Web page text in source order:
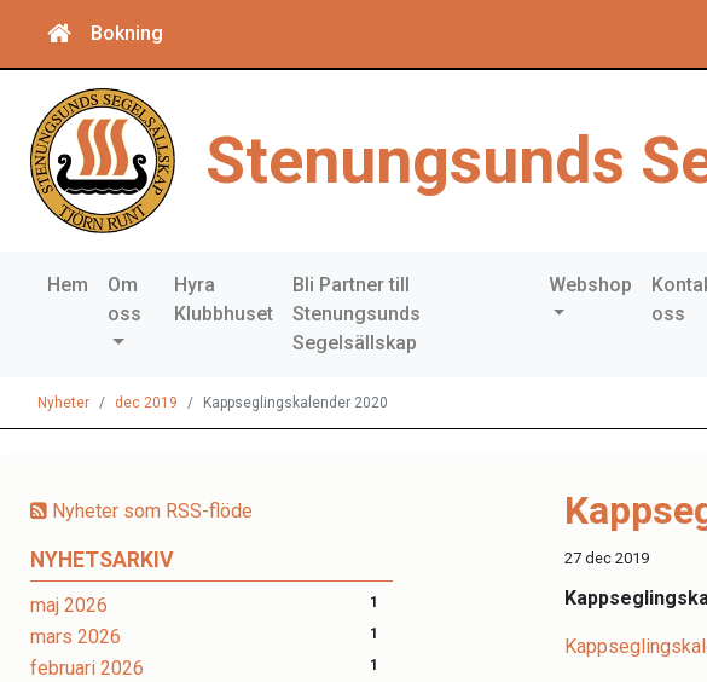
Bokning
Stenungsunds
Hem
Om
oss
Hyra
Klubbhuset
Bli Partner till
Stenungsunds
Segelsällskap
Webshop
oss
Nyheter dec 2019 Kappseglingskalender 2020
Nyheter som RSS-flöde
NYHETSARKIV
maj 2026 1
mars 2026 1
februari 2026 1
27 dec 2019